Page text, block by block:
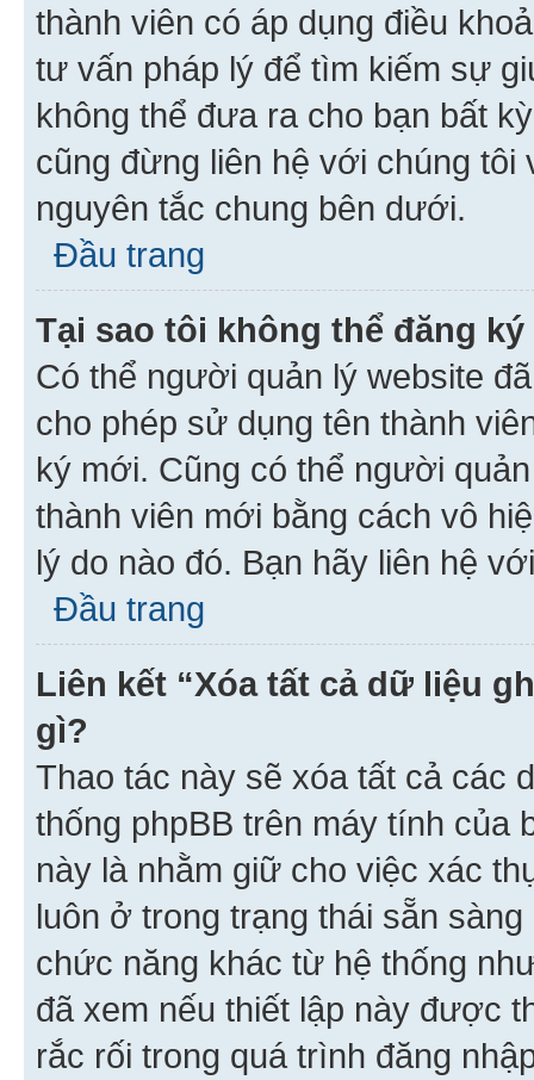
thành viên có áp dụng điều
tư vấn pháp lý để tìm kiếm sự
không thể đưa ra cho bạn bất
cũng đừng liên hệ với chúng
nguyên tắc chung bên dưới.
Đầu trang
Tại sao tôi không thể đăng
Có thể người quản lý website
cho phép sử dụng tên thành
ký mới. Cũng có thể người
thành viên mới bằng cách vô
lý do nào đó. Bạn hãy liên hệ
Đầu trang
Liên kết “Xóa tất cả dữ liệu
gì?
Thao tác này sẽ xóa tất cả các
thống phpBB trên máy tính của
này là nhằm giữ cho việc xác
luôn ở trong trạng thái sẵn
chức năng khác từ hệ thống
đã xem nếu thiết lập này được
rắc rối trong quá trình đăng